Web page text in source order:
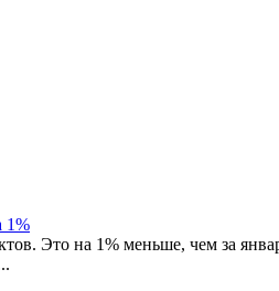
1%
Это на 1% меньше, чем за